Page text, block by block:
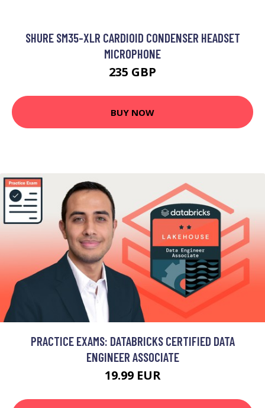
SHURE SM35-XLR CARDIOID CONDENSER HEADSET
MICROPHONE
235 GBP
BUY NOW
PRACTICE EXAMS: DATABRICKS CERTIFIED DATA
ENGINEER ASSOCIATE
19.99 EUR